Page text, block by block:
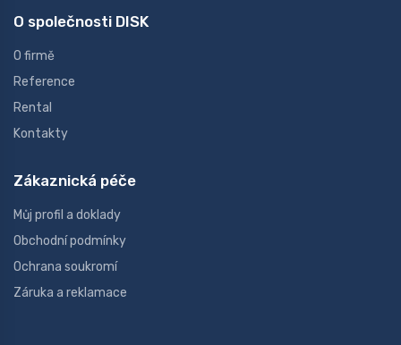
O společnosti DISK
O firmě
Reference
Rental
Kontakty
Zákaznická péče
Můj profil a doklady
Obchodní podmínky
Ochrana soukromí
Záruka a reklamace